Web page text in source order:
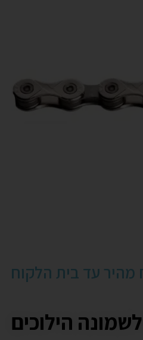
מהיר עד בית הלקוח